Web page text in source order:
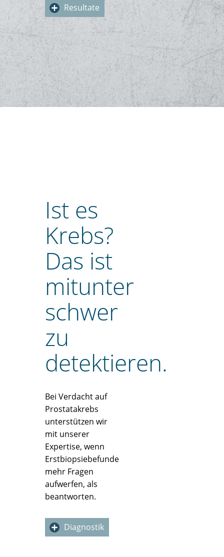
Resultate
Ist es
Krebs?
Das ist
mitunter
schwer
zu
detektieren.
Bei Verdacht auf
Prostatakrebs
unterstützen wir
mit unserer
Expertise, wenn
Erstbiopsiebefunde
mehr Fragen
aufwerfen, als
beantworten.
Diagnostik